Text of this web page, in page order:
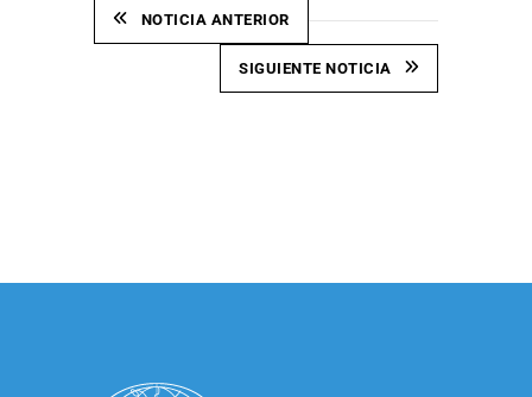
NOTICIA ANTERIOR
SIGUIENTE NOTICIA